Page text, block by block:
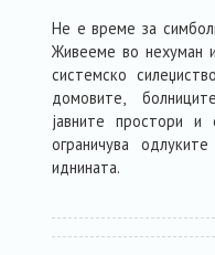
Не е време за
Живееме во нехуман
системско
домовите,
јавните простори и
ограничува
иднината.